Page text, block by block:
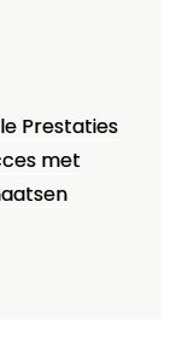
Prestaties
met